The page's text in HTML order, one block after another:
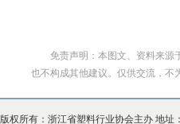
免责声明：本图文、资料来源
也不构成其他建议。仅供交流，
版权所有：浙江省塑料行业协会主办 地